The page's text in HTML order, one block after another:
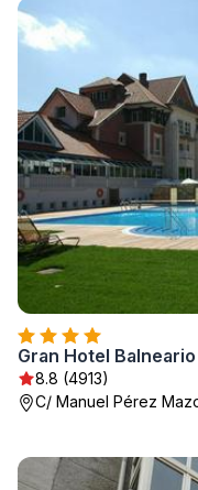
Gran Hotel
8.8 (4913)
C/ Manuel Pérez